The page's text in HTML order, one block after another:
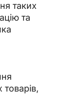
таких
та
товарів,